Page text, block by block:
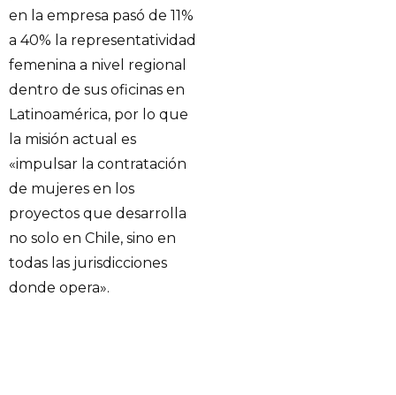
en la empresa pasó de 11%
a 40% la representatividad
femenina a nivel regional
dentro de sus oficinas en
Latinoamérica, por lo que
la misión actual es
«impulsar la contratación
de mujeres en los
proyectos que desarrolla
no solo en Chile, sino en
todas las jurisdicciones
donde opera».